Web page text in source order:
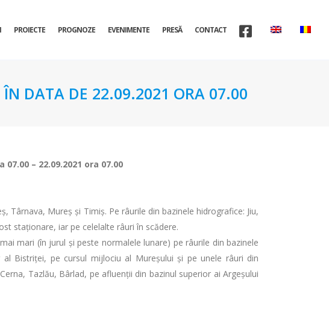
PROIECTE PROGNOZE EVENIMENTE PRESĂ CONTACT
ÎN DATA DE 22.09.2021 ORA 07.00
– 22.09.2021 ora 07.00
Mureș și Timiș. Pe râurile din bazinele hidrografice: Jiu,
staționare, iar pe celelalte râuri în scădere.
mari (în jurul și peste normalele lunare) pe râurile din bazinele
Bistriței, pe cursul mijlociu al Mureșului și pe unele râuri din
Tazlău, Bârlad, pe afluenții din bazinul superior ai Argeșului